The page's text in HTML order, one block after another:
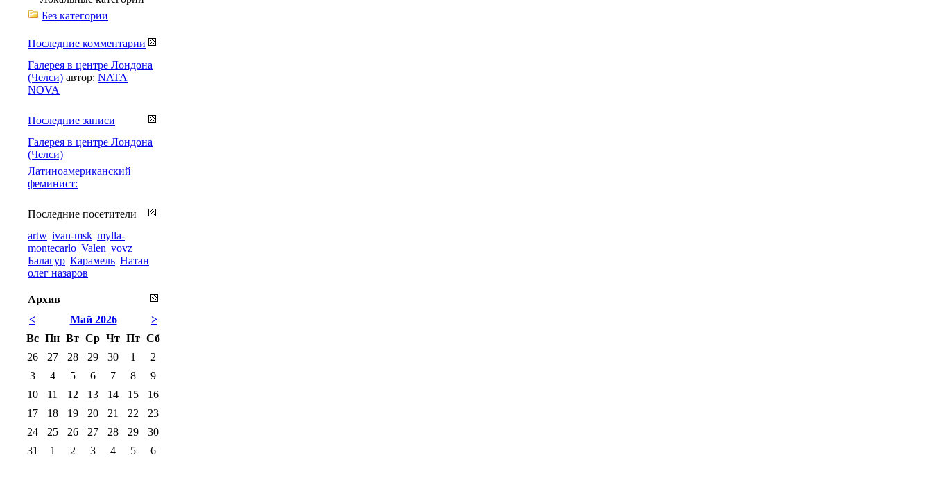
Без категории
Последние комментарии
Галерея в центре Лондона
(Челси) автор: NATA
NOVA
Последние записи
Галерея в центре Лондона
(Челси)
Латиноамериканский
феминист:
Последние посетители
artw ivan-msk mylla-
montecarlo Valen vovz
Балагур Карамель Натан
олег назаров
Архив
<
>
Май 2026
Вс Пн Вт Ср Чт Пт Сб
26
27 28 29 30 1
2
3
4 5 6 7 8
9
10
11 12 13 14 15
16
17
18 19 20 21 22
23
24
25 26 27 28 29
30
31
1 2 3 4 5 6